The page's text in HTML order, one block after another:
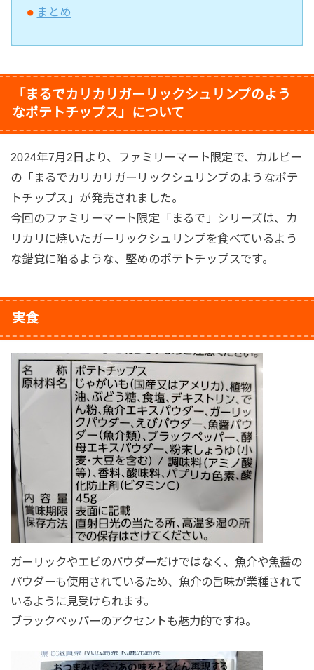
まとめ
「まるでカリカリガーリックシュリンプのよう
なポテトチップス」について
2024年7月2日より、ファミリーマート限定で、カルビー
の「まるでカリカリガーリックシュリンプのようなポテ
トチップス」が発売されました。
今回のファミリーマート限定「まるで」シリーズは、カ
リカリに焼いたガーリックシュリンプを食べているよう
な錯覚に陥るような、堅めのポテトチップスです。
実食
ガーリックやエビのパウダーだけではなく、魚介や魚醤の
パウダーも使用されているため、魚介の旨味が業種されて
いるように見受けられます。
ブラックペッパーのアクセントも魅力的ですね。